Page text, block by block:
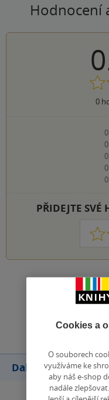
Hodnocení
0
PŘIDEJTE
1
Další knihy autora
Cookies a
O souborech
využíváme ke
aby náš e-shop
nadále